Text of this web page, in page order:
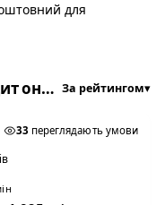
для
Пропозиції за запитом: кредит онлайн україна За рейтингом▾
33 переглядають умови